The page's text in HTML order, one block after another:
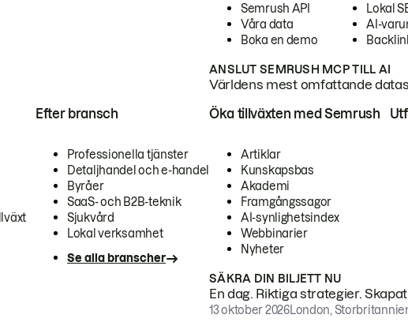
Semrush API
Våra data
Boka en demo
Lokal
AI-
ANSLUT SEMRUSH MCP TILL AI
Världens mest omfattande
Efter bransch
Professionella tjänster
Detaljhandel och e-handel
Byråer
SaaS- och B2B-teknik
Sjukvård
Lokal verksamhet
Se alla branscher
Öka tillväxten med Semrush
Artiklar
Kunskapsbas
Akademi
Framgångssagor
AI-synlighetsindex
Webbinarier
Nyheter
SÄKRA DIN BILJETT NU
En dag. Riktiga strategier.
13 oktober 2026London,